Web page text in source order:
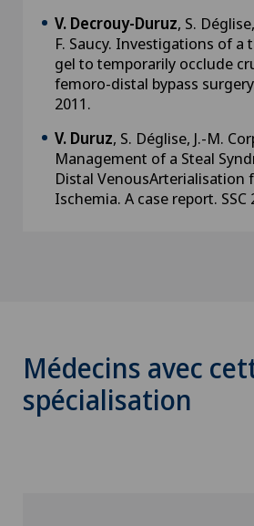
V. Decrouy-Duruz, S.
F. Saucy. Investigations of a
gel to temporarily occlude
femoro-distal bypass
2011.
V. Duruz, S. Déglise, J.-M.
Management of a Steal
Distal VenousArterialisation
Ischemia. A case report.
Médecins avec
spécialisation